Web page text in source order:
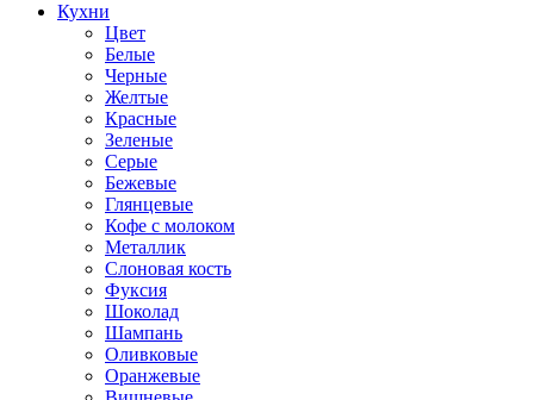
Кухни
Цвет
Белые
Черные
Желтые
Красные
Зеленые
Серые
Бежевые
Глянцевые
Кофе с молоком
Металлик
Слоновая кость
Фуксия
Шоколад
Шампань
Оливковые
Оранжевые